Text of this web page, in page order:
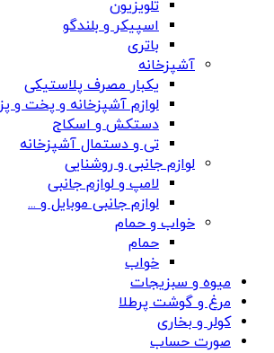
تلویزیون
اسپیکر و بلندگو
باتری
آشپزخانه
یکبار مصرف پلاستیکی
لوازم آشپزخانه و پخت و پز
دستکش و اسکاج
تی و دستمال آشپزخانه
لوازم جانبی و روشنایی
لامپ و لوازم جانبی
لوازم جانبی موبایل و ...
خواب و حمام
حمام
خواب
میوه و سبزیجات
مرغ و گوشت پرطلا
کولر و بخاری
صورت حساب